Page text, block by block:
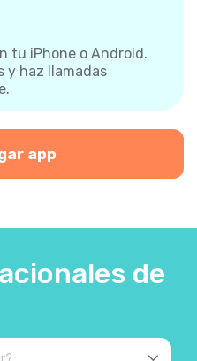
tu iPhone o Android.
y haz llamadas
app
de